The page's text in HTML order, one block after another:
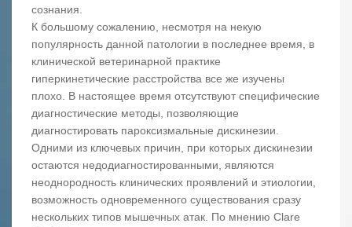
сознания.
К большому сожалению, несмотря на некую
популярность данной патологии в последнее время, в
клинической ветеринарной практике
гиперкинетические расстройства все же изучены
плохо. В настоящее время отсутствуют специфические
диагностические методы, позволяющие
диагностировать пароксизмальные дискинезии.
Одними из ключевых причин, при которых дискинезии
остаются недодиагностированными, являются
неоднородность клинических проявлений и этиологии,
возможность одновременного существования сразу
нескольких типов мышечных атак. По мнению Clare